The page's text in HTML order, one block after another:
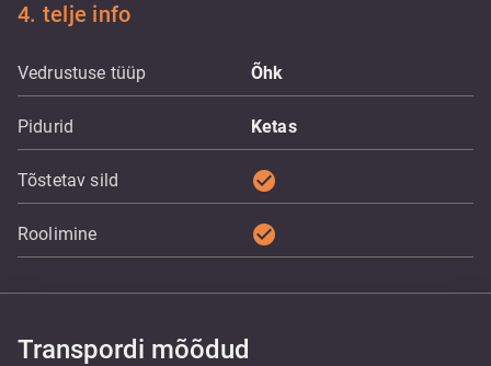
4. telje info
Vedrustuse tüüp Õhk
Pidurid Ketas
Tõstetav sild check_circle
Roolimine check_circle
Transpordi mõõdud